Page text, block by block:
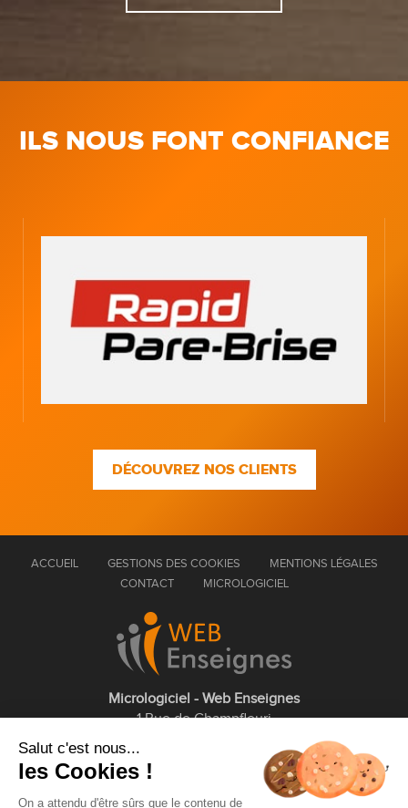
ILS NOUS FONT CONFIANCE
DÉCOUVREZ NOS CLIENTS
ACCUEIL GESTIONS DES COOKIES
MENTIONS LÉGALES
CONTACT
MICROLOGICIEL
Micrologiciel - Web Enseignes
1 Rue de Champfleuri
01 75 43 63 60
Salut c'est nous...
les Cookies !
On a attendu d'être sûrs que le contenu de